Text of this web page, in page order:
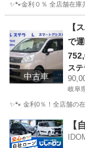
✨🐾金利０％ 全店舗在庫
ア
中古車
【
で
快
ステ
岐阜
✨🐾 金利0％！全店舗の
岐阜 不破郡 ス
【